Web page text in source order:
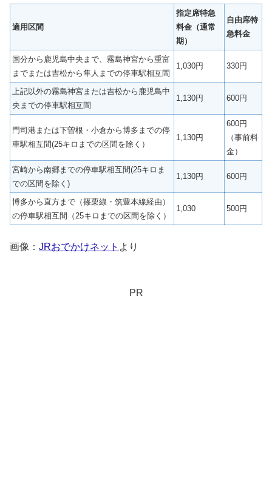
適用区間
指定席特急
料金（通常
期）
自由席特
急料金
国分から鹿児島中央まで、霧島神宮から重富
までまたは吉松から隼人までの停車駅相互間
1,030円 330円
上記以外の霧島神宮または吉松から鹿児島中
央までの停車駅相互間
1,130円 600円
門司港または下曽根・小倉から博多までの停
車駅相互間(25キロまでの区間を除く）
1,130円
600円
（事前料
金）
宮崎から南郷までの停車駅相互間(25キロま
での区間を除く)
1,130円 600円
博多から直方まで（篠栗線・筑豊本線経由）
の停車駅相互間（25キロまでの区間を除く）
1,030 500円
画像： JRおでかけネット より
PR